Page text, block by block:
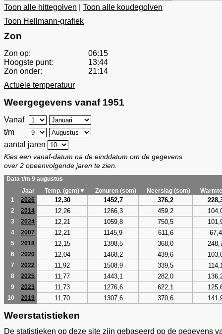
Toon alle hittegolven
Toon alle koudegolven
Toon Hellmann-grafiek
Zon
Zon op:
06:15
Hoogste punt:
13:44
Zon onder:
21:14
Actuele temperatuur
Weergegevens vanaf 1951
Vanaf
t/m
aantal jaren
Kies een vanaf-datum na de einddatum om de gegevens
over 2 opeenvolgende jaren te zien.
Data t/m 9 augustus
Jaar
Temp. (gem)▼ Zonuren (som) Neerslag (som)
1
2026 12,30 1452,7 376,2
2 2014 12,26 1266,3 459,2
3 2024 12,21 1059,8 750,5
4 2007 12,21 1145,9 611,6 67,4
5 2018 12,15 1398,5 368,0
6 2020 12,04 1468,2 439,6
7 2022 11,92 1508,9 339,5
8 2025 11,77 1443,1 282,0
9 2023 11,73 1276,6 622,1
10 2019 11,70 1307,6 370,6
Weerstatistieken
De statistieken op deze site zijn gebaseerd op de gegevens